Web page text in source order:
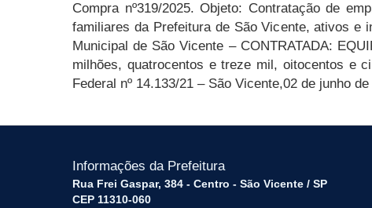
Compra nº319/2025. Objeto: Contratação de
familiares da Prefeitura de São Vicente, ativos
Municipal de São Vicente – CONTRATADA:
milhões, quatrocentos e treze mil, oitocentos e
Federal nº 14.133/21 – São Vicente,02 de junho de
Informações da Prefeitura
Rua Frei Gaspar, 384 - Centro - São Vicente / SP
CEP 11310-060